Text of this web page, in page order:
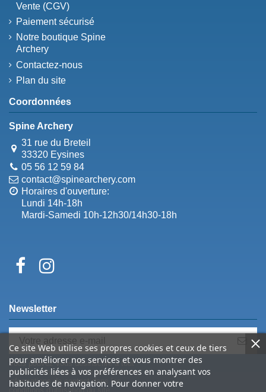
Vente (CGV)
Paiement sécurisé
Notre boutique Spine
Archery
Contactez-nous
Plan du site
Coordonnées
Spine Archery
31 rue du Breteil
33320 Eysines
05 56 12 59 84
contact@spinearchery.com
Horaires d'ouverture:
Lundi 14h-18h
Mardi-Samedi 10h-12h30/14h30-18h
Ce site Web utilise ses propres cookies et ceux de tiers
pour améliorer nos services et vous montrer des
publicités liées à vos préférences en analysant vos
habitudes de navigation. Pour donner votre
Newsletter
Vous pouvez vous désinscrire à tout
moment. Vous trouverez pour cela nos
informations de contact dans les
conditions d'utilisation du site.